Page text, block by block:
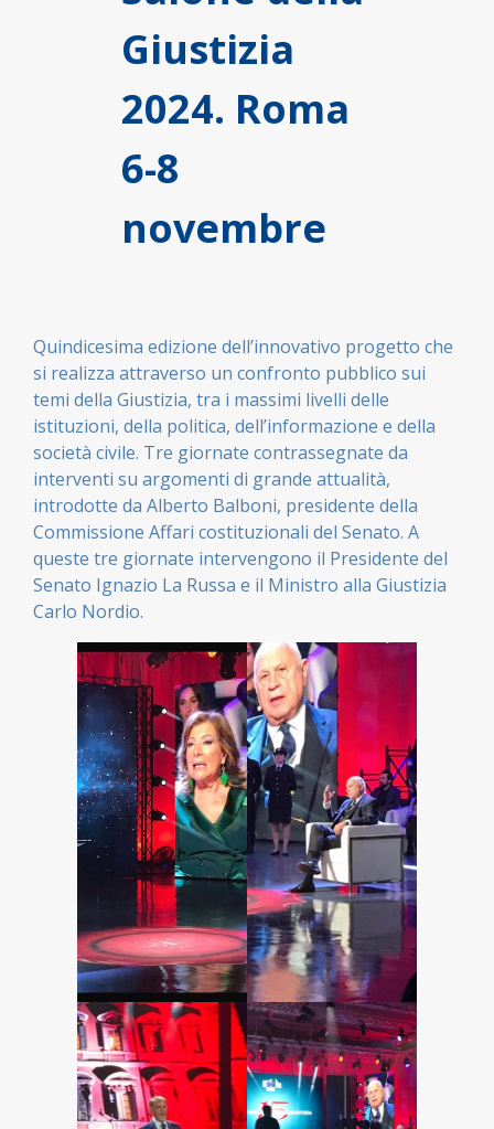
Giustizia
2024. Roma
6-8
novembre
Quindicesima edizione dell’innovativo progetto che
si realizza attraverso un confronto pubblico sui
temi della Giustizia, tra i massimi livelli delle
istituzioni, della politica, dell’informazione e della
società civile. Tre giornate contrassegnate da
interventi su argomenti di grande attualità,
introdotte da Alberto Balboni, presidente della
Commissione Affari costituzionali del Senato. A
queste tre giornate intervengono il Presidente del
Senato Ignazio La Russa e il Ministro alla Giustizia
Carlo Nordio.